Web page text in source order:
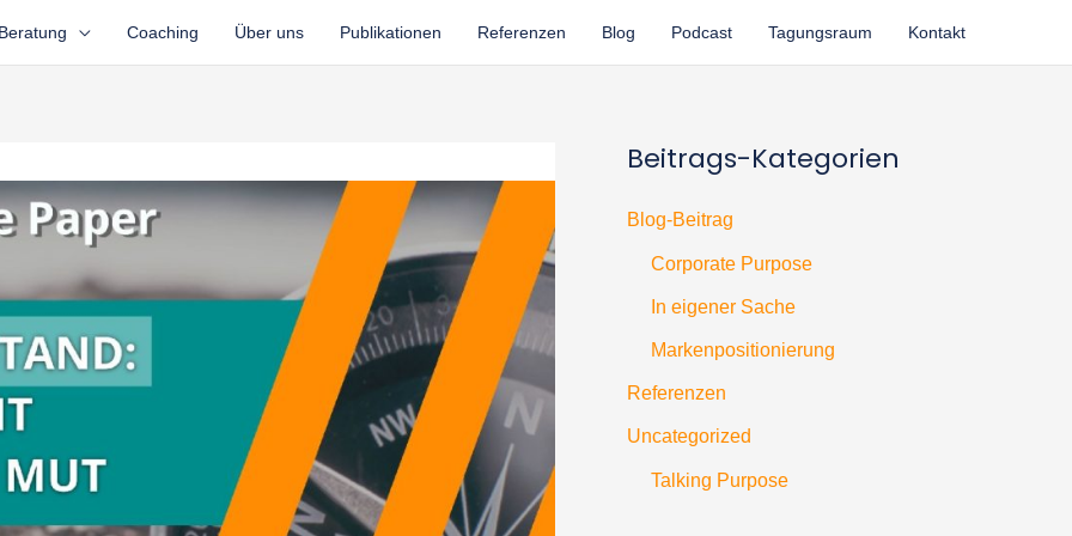
Beratung Coaching Über uns Publikationen Referenzen Blog Podcast Tagungsraum Kontakt
Beitrags-Kategorien
Blog-Beitrag
Corporate Purpose
In eigener Sache
Markenpositionierung
Referenzen
Uncategorized
Talking Purpose